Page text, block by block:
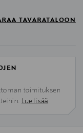
TAVARATALOON
toimituksen
Lue lisää